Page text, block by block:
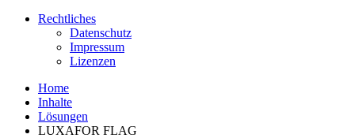
Rechtliches
Datenschutz
Impressum
Lizenzen
Home
Inhalte
Lösungen
LUXAFOR FLAG